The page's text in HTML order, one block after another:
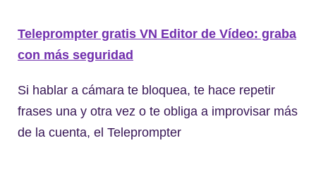
Teleprompter gratis VN Editor de Vídeo: graba
con más seguridad
Si hablar a cámara te bloquea, te hace repetir
frases una y otra vez o te obliga a improvisar más
de la cuenta, el Teleprompter